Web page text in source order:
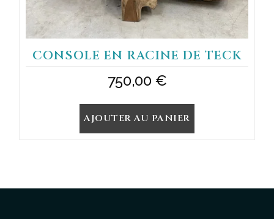
CONSOLE EN RACINE DE TECK
750,00 €
AJOUTER AU PANIER